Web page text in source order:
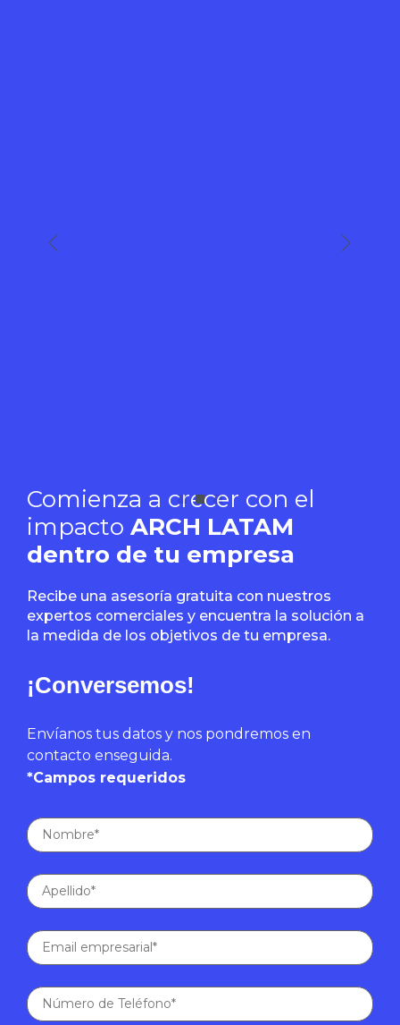
Comienza a crecer con el
impacto ARCH LATAM
dentro de tu empresa
Recibe una asesoría gratuita con nuestros
expertos comerciales y encuentra la solución a
la medida de los objetivos de tu empresa.
¡Conversemos!
Envíanos tus datos y nos pondremos en
contacto enseguida.
*Campos requeridos